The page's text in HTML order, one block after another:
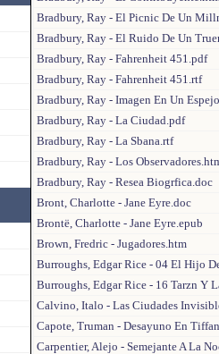
Bradbury, Ray - El Picnic De Un
Bradbury, Ray - El Ruido De Un
Bradbury, Ray - Fahrenheit 451.pdf
Bradbury, Ray - Fahrenheit 451.rtf
Bradbury, Ray - Imagen En Un
Bradbury, Ray - La Ciudad.pdf
Bradbury, Ray - La Sbana.rtf
Bradbury, Ray - Los
Bradbury, Ray - Resea Biogrfica.doc
Bront, Charlotte - Jane Eyre.doc
Brontë, Charlotte - Jane Eyre.epub
Brown, Fredric - Jugadores.htm
Burroughs, Edgar Rice - 04 El Hijo
Burroughs, Edgar Rice - 16 Tarzn Y
Calvino, Italo - Las Ciudades
Capote, Truman - Desayuno En
Carpentier, Alejo - Semejante A La